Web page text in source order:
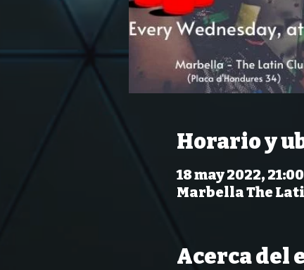
Horario y
18 may 2022,
Marbella The
Acerca del